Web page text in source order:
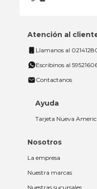
Atención al
Llamanos al
Escribinos al
Contactanos
Ayuda
Tarjeta Nueva
Nosotros
La empresa
Nuestra marcas
Nuestras sucursales